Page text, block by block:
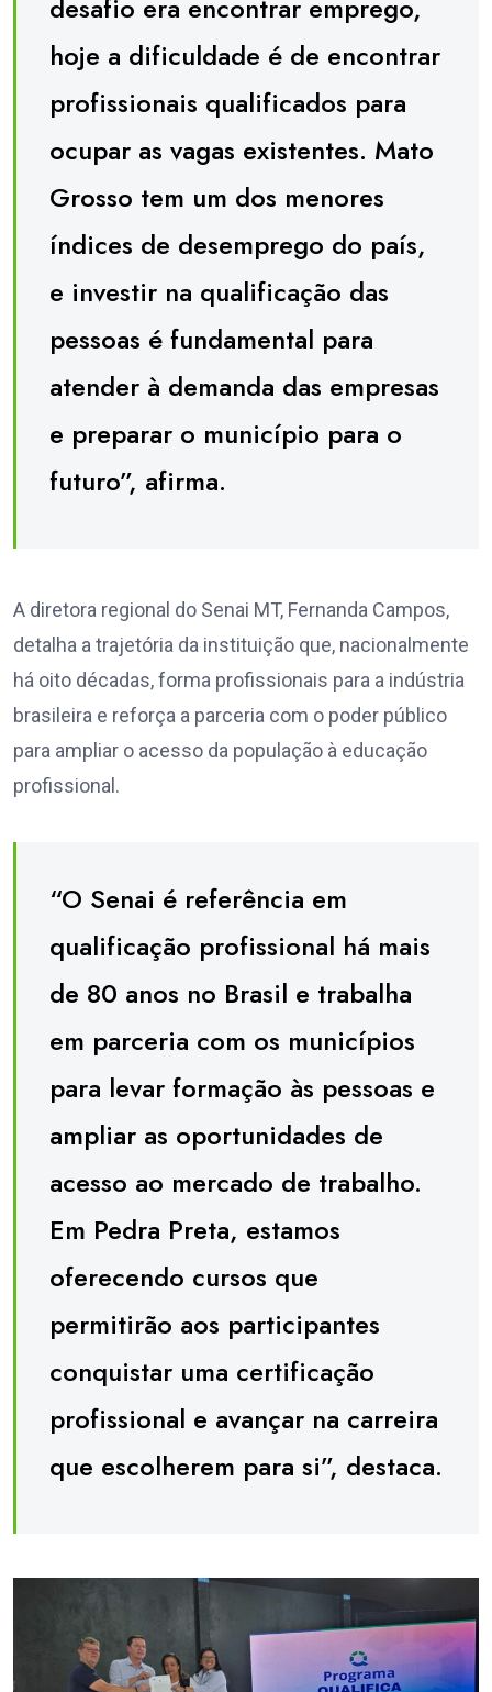
desafio era encontrar emprego,
hoje a dificuldade é de encontrar
profissionais qualificados para
ocupar as vagas existentes. Mato
Grosso tem um dos menores
índices de desemprego do país,
e investir na qualificação das
pessoas é fundamental para
atender à demanda das empresas
e preparar o município para o
futuro”, afirma.
A diretora regional do Senai MT, Fernanda Campos,
detalha a trajetória da instituição que, nacionalmente
há oito décadas, forma profissionais para a indústria
brasileira e reforça a parceria com o poder público
para ampliar o acesso da população à educação
profissional.
“O Senai é referência em
qualificação profissional há mais
de 80 anos no Brasil e trabalha
em parceria com os municípios
para levar formação às pessoas e
ampliar as oportunidades de
acesso ao mercado de trabalho.
Em Pedra Preta, estamos
oferecendo cursos que
permitirão aos participantes
conquistar uma certificação
profissional e avançar na carreira
que escolherem para si”, destaca.